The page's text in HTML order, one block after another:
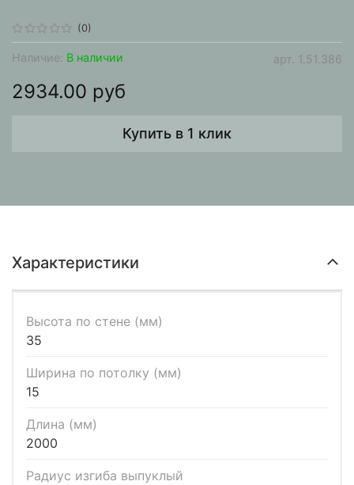
(0)
арт. 1.51.386
Наличие: В наличии
2934.00 руб
Купить в 1 клик
Характеристики
Высота по стене (мм)
35
Ширина по потолку (мм)
15
Длина (мм)
2000
Радиус изгиба выпуклый